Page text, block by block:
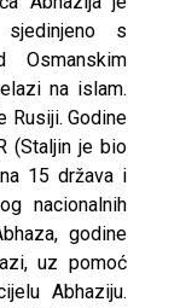
sjedinjeno s
Osmanskim
na islam.
Rusiji. Godine
(Staljin je bio
15 država i
nacionalnih
godine
uz pomoć
Abhaziju.